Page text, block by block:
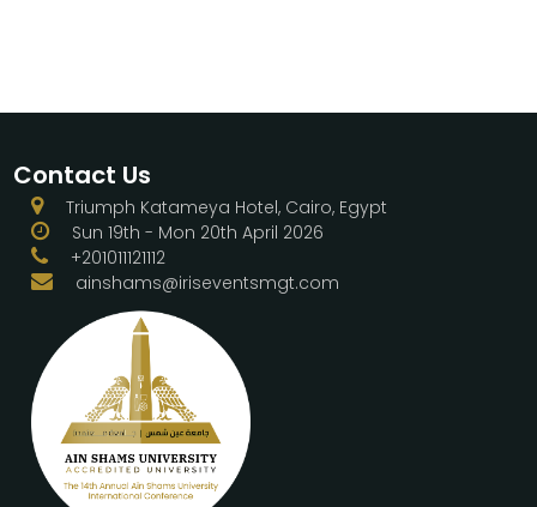
Contact Us
Triumph Katameya Hotel, Cairo, Egypt
Sun 19th - Mon 20th April 2026
+201011121112
ainshams@iriseventsmgt.com